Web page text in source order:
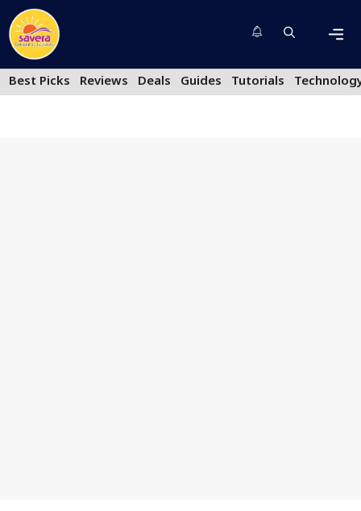
Skip
to
content
Best Picks
Reviews Deals Guides Tutorials